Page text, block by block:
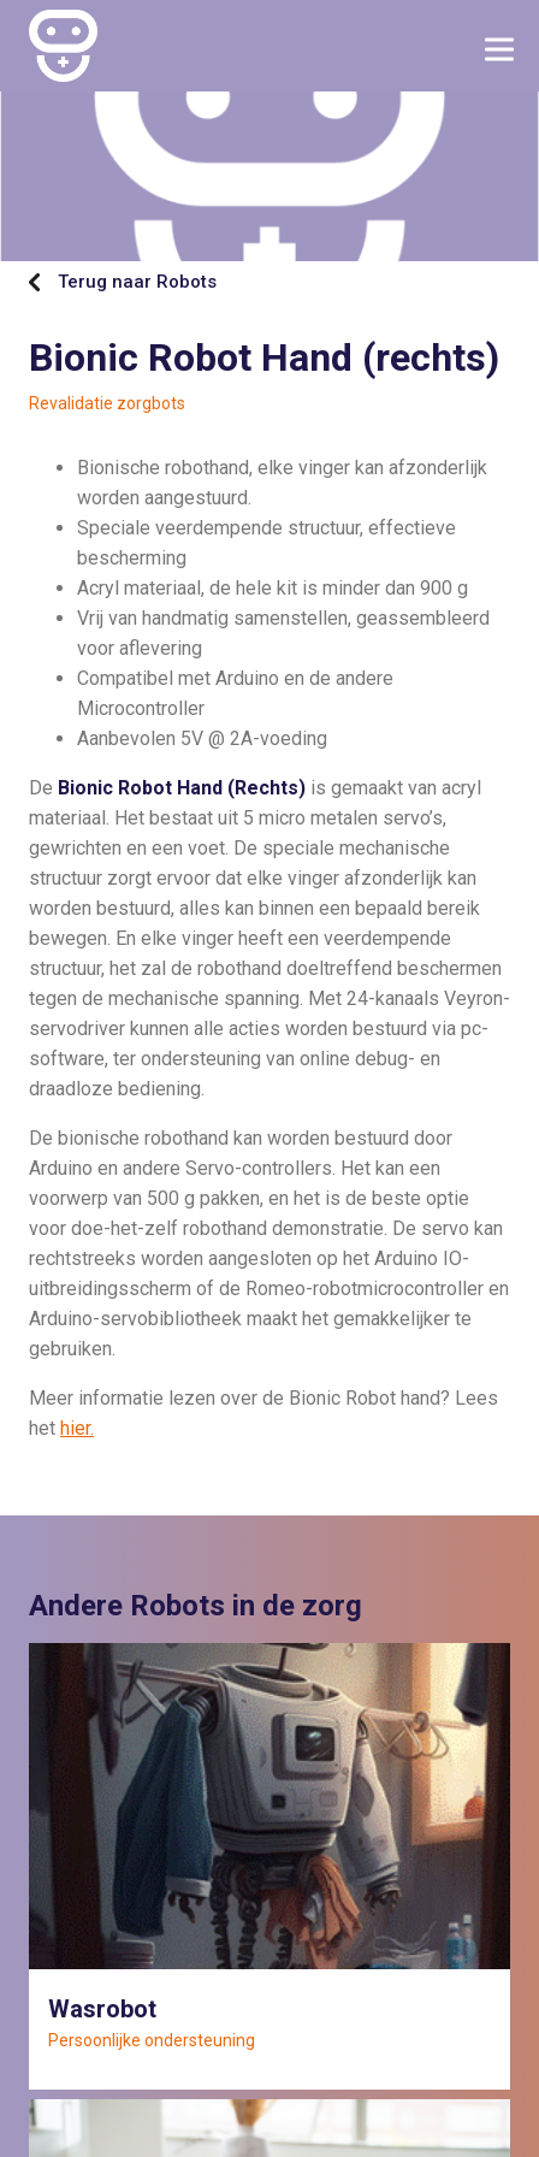
Terug naar Robots
Bionic Robot Hand (rechts)
Revalidatie zorgbots
Bionische robothand, elke vinger kan afzonderlijk
worden aangestuurd.
Speciale veerdempende structuur, effectieve
bescherming
Acryl materiaal, de hele kit is minder dan 900 g
Vrij van handmatig samenstellen, geassembleerd
voor aflevering
Compatibel met Arduino en de andere
Microcontroller
Aanbevolen 5V @ 2A-voeding
De Bionic Robot Hand (Rechts) is gemaakt van acryl
materiaal. Het bestaat uit 5 micro metalen servo’s,
gewrichten en een voet. De speciale mechanische
structuur zorgt ervoor dat elke vinger afzonderlijk kan
worden bestuurd, alles kan binnen een bepaald bereik
bewegen. En elke vinger heeft een veerdempende
structuur, het zal de robothand doeltreffend beschermen
tegen de mechanische spanning. Met 24-kanaals Veyron-
servodriver kunnen alle acties worden bestuurd via pc-
software, ter ondersteuning van online debug- en
draadloze bediening.
De bionische robothand kan worden bestuurd door
Arduino en andere Servo-controllers. Het kan een
voorwerp van 500 g pakken, en het is de beste optie
voor doe-het-zelf robothand demonstratie. De servo kan
rechtstreeks worden aangesloten op het Arduino IO-
uitbreidingsscherm of de Romeo-robotmicrocontroller en
Arduino-servobibliotheek maakt het gemakkelijker te
gebruiken.
Meer informatie lezen over de Bionic Robot hand? Lees
het hier.
Andere Robots in de zorg
Wasrobot
Persoonlijke ondersteuning